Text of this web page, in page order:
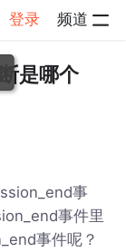
登录 频道
是哪个
事
事件里
事件呢？